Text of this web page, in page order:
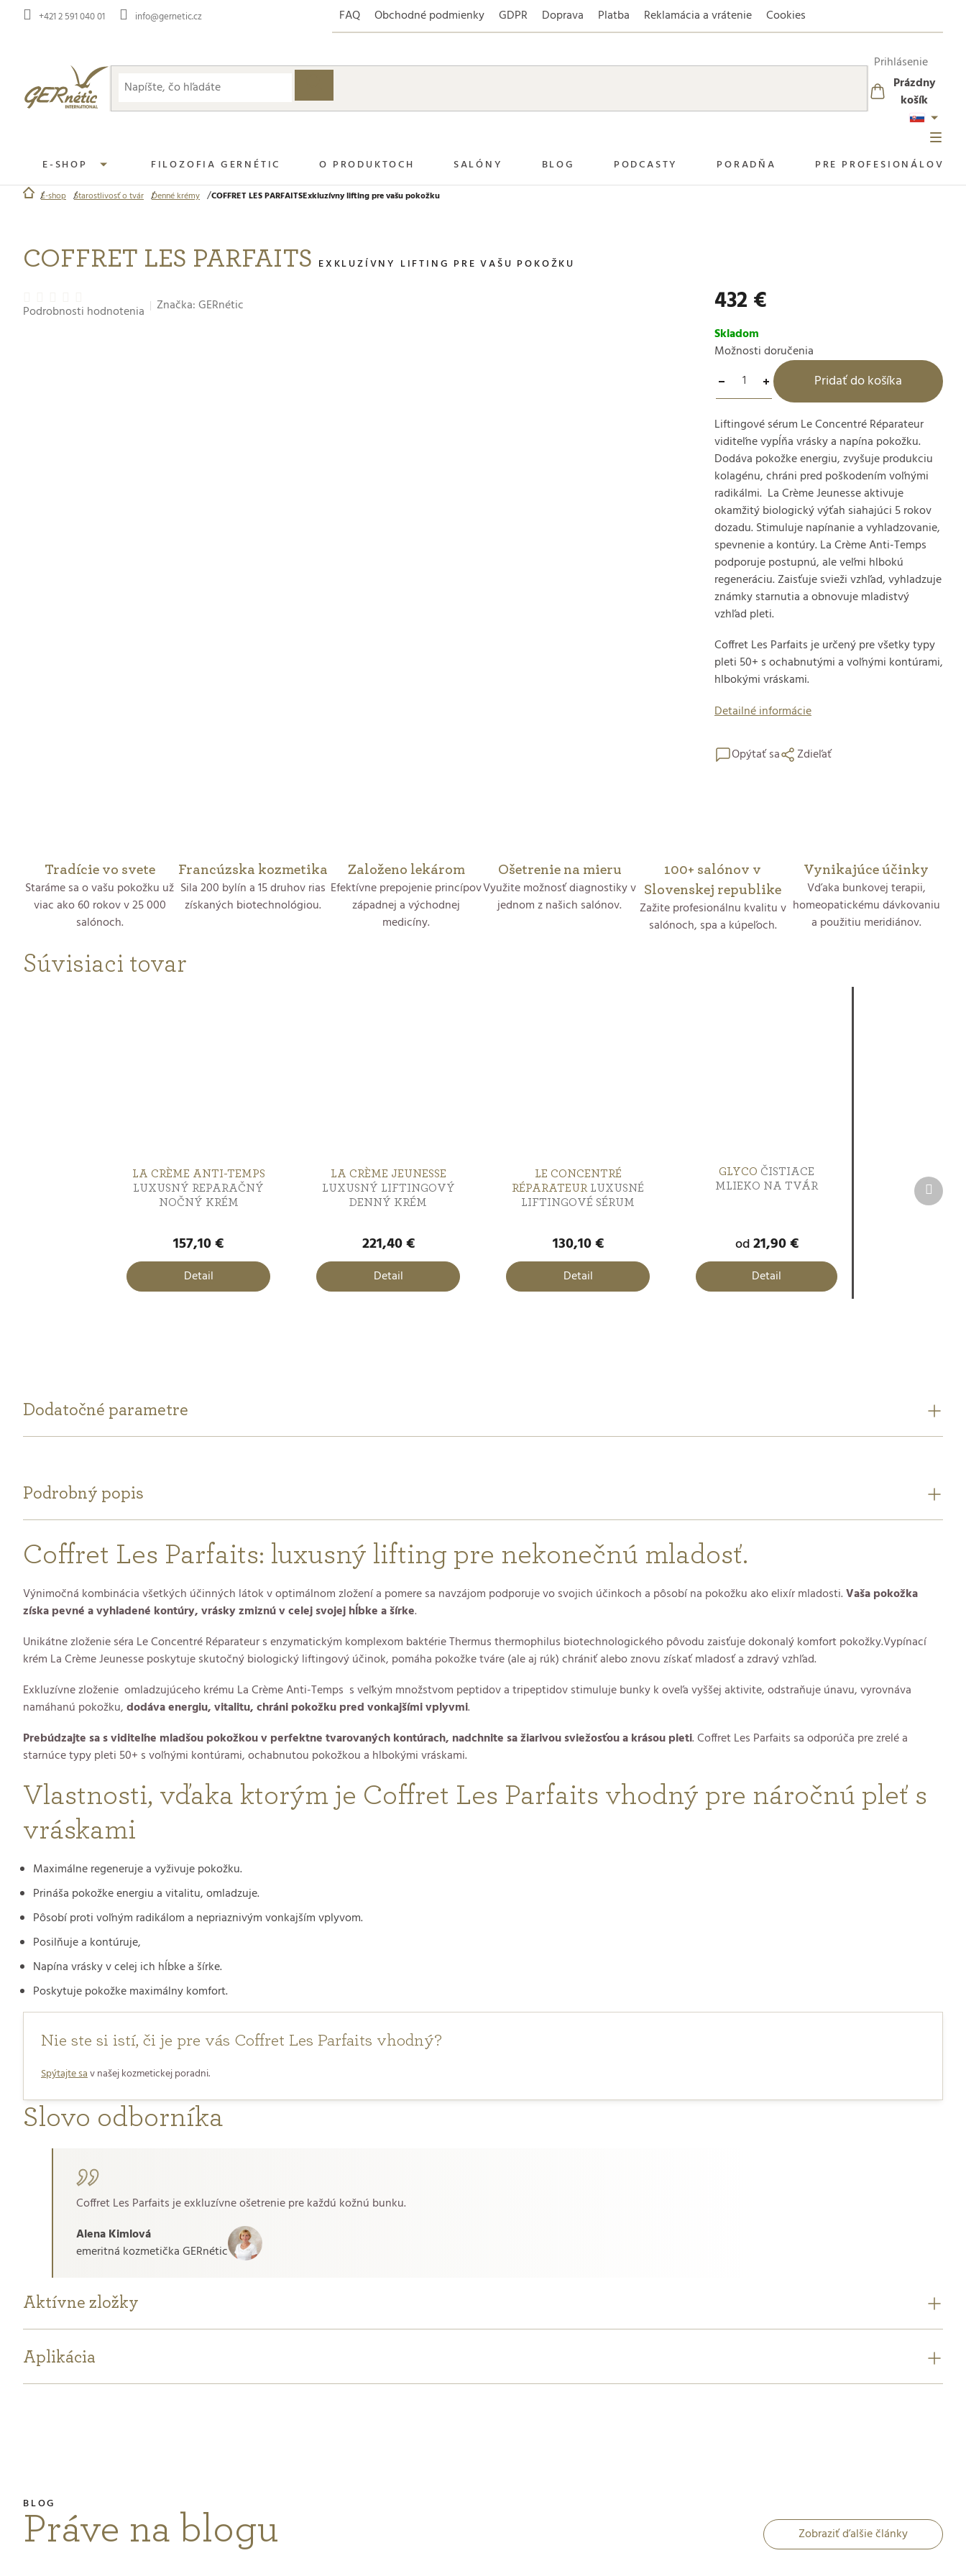
Prejsť
+421 2 591 040 01 info@gernetic.cz FAQ Obchodné podmienky GDPR Doprava Platba Reklamácia a vrátenie Cookies
Prihlásenie
NÁKUPNÝ
KOŠÍK
Prázdny
košík
E-SHOP FILOZOFIA GERNÉTIC O PRODUKTOCH SALÓNY BLOG PODCASTY PORADŇA PRE PROFESIONÁLOV
Domov
E-shop Starostlivosť o tvár Denné krémy COFFRET LES PARFAITSExkluzívny lifting pre vašu pokožku
COFFRET LES PARFAITS EXKLUZÍVNY LIFTING PRE VAŠU POKOŽKU
hodnotenie
Podrobnosti hodnotenia Značka:GERnétic 432 €
Skladom
Možnosti doručenia
Pridať do košíka
Liftingové sérum Le Concentré Réparateur
viditeľne vypĺňa vrásky a napína pokožku.
Dodáva pokožke energiu, zvyšuje produkciu
kolagénu, chráni pred poškodením voľnými
radikálmi. La Crème Jeunesse aktivuje
okamžitý biologický výťah siahajúci 5 rokov
dozadu. Stimuluje napínanie a vyhladzovanie,
spevnenie a kontúry. La Crème Anti-Temps
podporuje postupnú, ale veľmi hlbokú
regeneráciu. Zaisťuje svieži vzhľad, vyhladzuje
známky starnutia a obnovuje mladistvý
vzhľad pleti.
Coffret Les Parfaits je určený pre všetky typy
pleti 50+ s ochabnutými a voľnými kontúrami,
hlbokými vráskami.
Detailné informácie
Opýtať sa Zdieľať
Tradície vo svete
Staráme sa o vašu pokožku už
viac ako 60 rokov v 25 000
salónoch.
Francúzska kozmetika
Sila 200 bylín a 15 druhov rias
získaných biotechnológiou.
Založeno lekárom
Efektívne prepojenie princípov
západnej a východnej
medicíny.
Ošetrenie na mieru
Využite možnosť diagnostiky v
jednom z našich salónov.
100+ salónov v
Slovenskej republike
Zažite profesionálnu kvalitu v
salónoch, spa a kúpeľoch.
Vynikajúce účinky
Vďaka bunkovej terapii,
homeopatickému dávkovaniu
a použitiu meridiánov.
Súvisiaci tovar
LA CRÈME ANTI-TEMPS
LUXUSNÝ REPARAČNÝ
NOČNÝ KRÉM
157,10 €
Detail
LA CRÈME JEUNESSE
LUXUSNÝ LIFTINGOVÝ
DENNÝ KRÉM
221,40 €
Detail
LE CONCENTRÉ
RÉPARATEUR LUXUSNÉ
LIFTINGOVÉ SÉRUM
130,10 €
Detail
GLYCO ČISTIACE
MLIEKO NA TVÁR
od21,90 €
Detail
Ďalší
Podrobný popis
Coffret Les Parfaits: luxusný lifting pre nekonečnú mladosť.
Výnimočná kombinácia všetkých účinných látok v optimálnom zložení a pomere sa navzájom podporuje vo svojich účinkoch a pôsobí na pokožku ako elixír mladosti.Vaša pokožka
získa pevné a vyhladené kontúry, vrásky zmiznú v celej svojej hĺbke a šírke.
Unikátne zloženie séra Le Concentré Réparateur s enzymatickým komplexom baktérie Thermus thermophilus biotechnologického pôvodu zaisťuje dokonalý komfort pokožky.Vypínací
krém La Crème Jeunesse poskytuje skutočný biologický liftingový účinok, pomáha pokožke tváre (ale aj rúk) chrániť alebo znovu získať mladosť a zdravý vzhľad.
Exkluzívne zloženie omladzujúceho krému La Crème Anti-Temps s veľkým množstvom peptidov a tripeptidov stimuluje bunky k oveľa vyššej aktivite, odstraňuje únavu, vyrovnáva
namáhanú pokožku,dodáva energiu, vitalitu, chráni pokožku pred vonkajšími vplyvmi.
Prebúdzajte sa s viditeľne mladšou pokožkou v perfektne tvarovaných kontúrach, nadchnite sa žiarivou sviežosťou a krásou pleti. Coffret Les Parfaits sa odporúča pre zrelé a
starnúce typy pleti 50+ s voľnými kontúrami, ochabnutou pokožkou a hlbokými vráskami.
Vlastnosti, vďaka ktorým je Coffret Les Parfaits vhodný pre náročnú pleť s
vráskami
Maximálne regeneruje a vyživuje pokožku.
Prináša pokožke energiu a vitalitu, omladzuje.
Pôsobí proti voľným radikálom a nepriaznivým vonkajším vplyvom.
Posilňuje a kontúruje,
Napína vrásky v celej ich hĺbke a šírke.
Poskytuje pokožke maximálny komfort.
Nie ste si istí, či je pre vás Coffret Les Parfaits vhodný?
Spýtajte sav našej kozmetickej poradni.
Slovo odborníka
Coffret Les Parfaits je exkluzívne ošetrenie pre každú kožnú bunku.
Alena Kimlová
emeritná kozmetička GERnétic
Aktívne zložky
Aplikácia
Dodatočné parametre
Práve na blogu Zobraziť ďalšie články